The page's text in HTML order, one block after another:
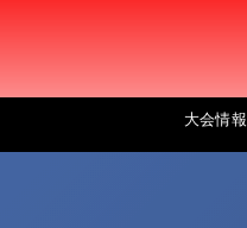
大会情報